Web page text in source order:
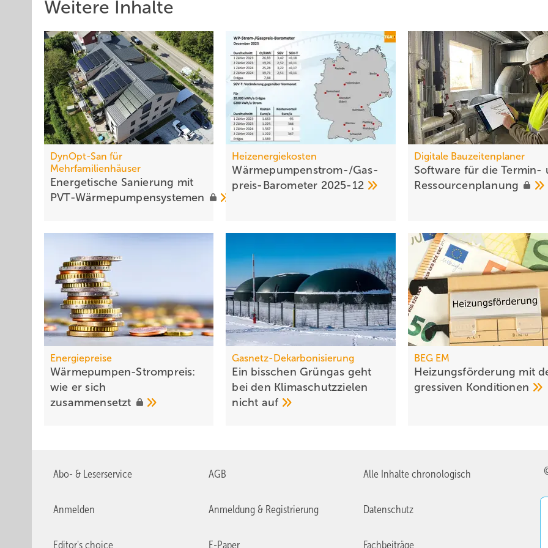
Weitere Inhalte
DynOpt-San für
Mehrfamilienhäuser
Energetische Sanierung mit
PVT-Wärmepumpensystemen
Heizenergiekosten
Wärmepumpen­strom-/Gas­
preis-Baro­meter 2025-12
Digitale Bauzeitenplaner
Software für die Termin-
Ressourcenplanung
Energiepreise
Wärmepumpen-Strompreis:
wie er sich
zusammensetzt
Gasnetz-Dekarbonisierung
Ein bisschen Grüngas geht
bei den Klima­schutz­zielen
nicht auf
BEG EM
Heizungs­förderung mit
gres­siven Kondi­tionen
Abo- & Leserservice AGB Alle Inhalte chronologisch
Anmelden Anmeldung & Registrierung Datenschutz
Editor's choice E-Paper Fachbeiträge